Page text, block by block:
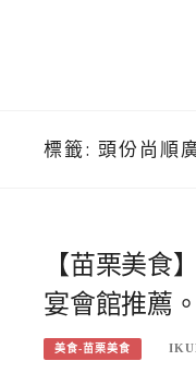
標籤: 頭份尚順
【苗栗美食
宴會館推薦。
美食-苗栗美食